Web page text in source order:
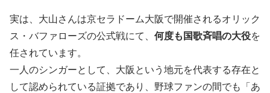
実は、大山さんは京セラドーム大阪で開催されるオリック
ス・バファローズの公式戦にて、 何度も国歌斉唱の大役を
任されています。
一人のシンガーとして、大阪という地元を代表する存在と
して認められている証拠であり、野球ファンの間でも「あ